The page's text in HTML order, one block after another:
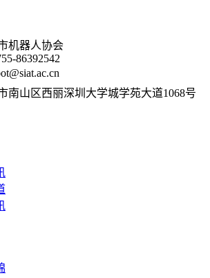
机器人协会
86392542
南山区西丽深圳大学城学苑大道1068号